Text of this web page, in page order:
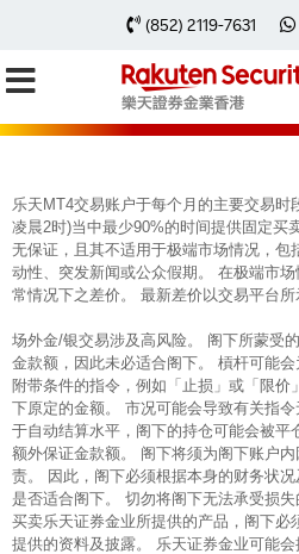
(852) 2119-7631
每周黃金分析
乐天MT4交易账户于每个月的主要交易时
凌晨2时)当中最少90%的时间提供固定买
无保证，且其不适用于极端市场情况，包
动性、突发新闻或公众假期。 在极端市
常情况下之差价。 最新差价以交易平台所
场外金/银交易涉及高风险。 阁下所蒙受
金款额，因此未必适合阁下。 槓杆可能
附带条件的指令，例如「止损」或「限价
下原定的金额。 市况可能会导致有关指
于自动结算水平，阁下的持仓可能会被平
额外保证金款额。 阁下将须为阁下账户
责。 因此，阁下必须根据本身的财务状
是否适合阁下。 切勿将阁下无法承受损
买卖乐天证券金业所提供的产品，阁下必
提供的资料及披露。 乐天证券金业可能